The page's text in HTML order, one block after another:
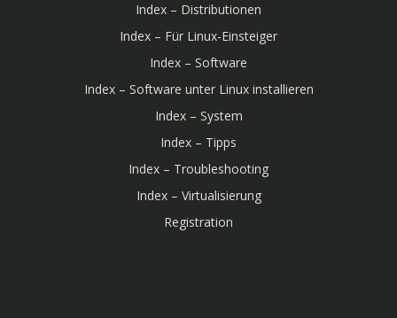
Index – Distributionen
Index – Für Linux-Einsteiger
Index – Software
Index – Software unter Linux installieren
Index – System
Index – Tipps
Index – Troubleshooting
Index – Virtualisierung
Registration